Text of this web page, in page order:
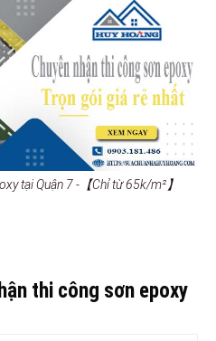
tại Quận 7 -【Chỉ từ 65k/m²】
thi công sơn epoxy